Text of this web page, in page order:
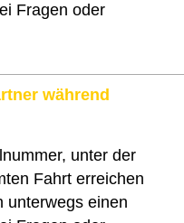
Fragen oder
während
unter der
Fahrt erreichen
unterwegs einen